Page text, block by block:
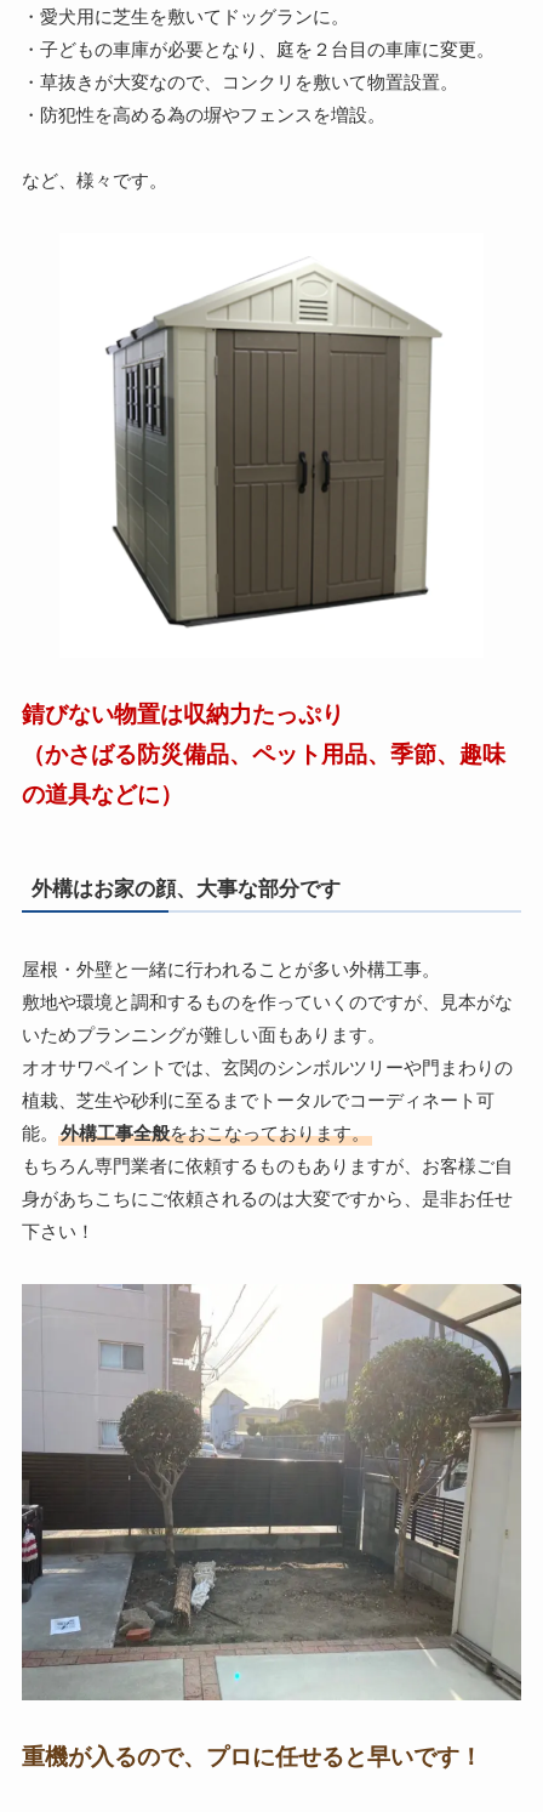
・愛犬用に芝生を敷いてドッグランに。
・子どもの車庫が必要となり、庭を２台目の車庫に変更。
・草抜きが大変なので、コンクリを敷いて物置設置。
・防犯性を高める為の塀やフェンスを増設。
など、様々です。
錆びない物置は収納力たっぷり
（かさばる防災備品、ペット用品、季節、趣味
の道具などに）
外構はお家の顔、大事な部分です
屋根・外壁と一緒に行われることが多い外構工事。
敷地や環境と調和するものを作っていくのですが、見本がな
いためプランニングが難しい面もあります。
オオサワペイントでは、玄関のシンボルツリーや門まわりの
植栽、芝生や砂利に至るまでトータルでコーディネート可
能。
外構工事全般をおこなっております。
もちろん専門業者に依頼するものもありますが、お客様ご自
身があちこちにご依頼されるのは大変ですから、是非お任せ
下さい！
重機が入るので、プロに任せると早いです！